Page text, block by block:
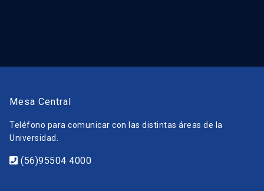
Mesa Central
Teléfono para comunicar con las distintas áreas de la
Universidad.
(56)95504 4000